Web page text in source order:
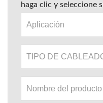
haga clic y seleccione